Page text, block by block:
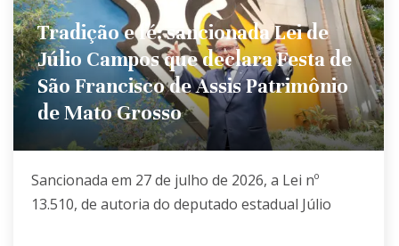
Tradição e fé: sancionada Lei de
Júlio Campos que declara Festa de
São Francisco de Assis Patrimônio
de Mato Grosso
Sancionada em 27 de julho de 2026, a Lei nº
13.510, de autoria do deputado estadual Júlio